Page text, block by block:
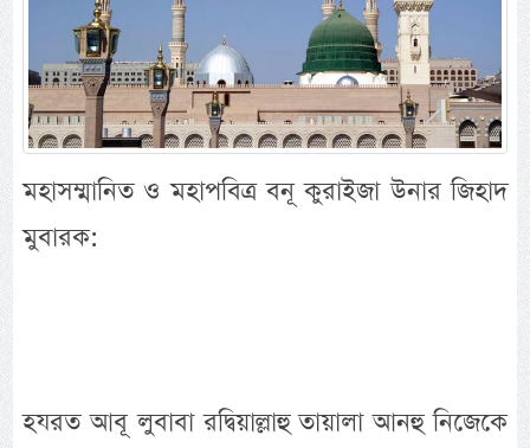
মহাসম্মানিত ও মহাপবিত্র বনূ কুরাইজা উনার জিহাদ
মুবারক:
হযরত আবূ লুবাবা রদ্বিয়াল্লাহু তায়ালা আনহু নিজেকে